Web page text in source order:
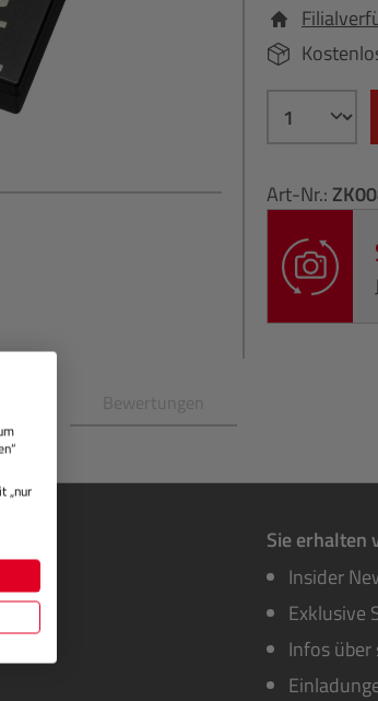
Art-Nr.:
Bewertungen
Sie erhalten
Insider
Exklusive
Infos
„nur